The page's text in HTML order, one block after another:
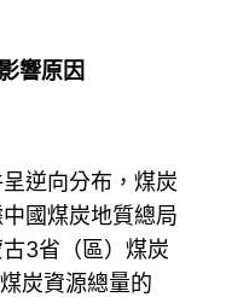
響原因
逆向分布，煤炭
國煤炭地質總局
3省（區）煤炭
炭資源總量的